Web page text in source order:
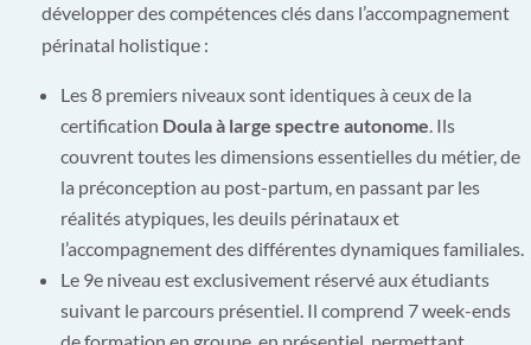
développer des compétences clés dans l’accompagnement
périnatal holistique :
Les 8 premiers niveaux sont identiques à ceux de la
certification Doula à large spectre autonome. Ils
couvrent toutes les dimensions essentielles du métier, de
la préconception au post-partum, en passant par les
réalités atypiques, les deuils périnataux et
l’accompagnement des différentes dynamiques familiales.
Le 9e niveau est exclusivement réservé aux étudiants
suivant le parcours présentiel. Il comprend 7 week-ends